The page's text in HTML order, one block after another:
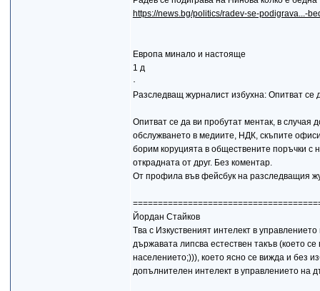
https://news.bg/politics/radev-se-podigrava...-
Европа минало и настояще
1 д
·
Разследващ журналист избухна: Опитват се
Опитват се да ви пробутат ментак, в
обслужването в медиите, НДК, скъпите
борим коруцията в обществените поръчки с
открадната от друг. Без коментар.
От профила във фейсбук на разследващия
Йордан Стайков
Tва с Изкуственият интелект в
държавата липсва естествен такъв (което
населението;))), което ясно се вижда и без
допълнителен интелект в управлението на